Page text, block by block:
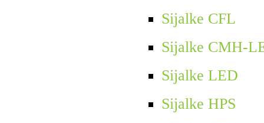
Sijalke CFL
Sijalke CMH-
Sijalke LED
Sijalke HPS